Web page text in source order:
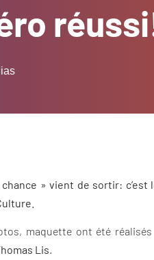
chance » vient de sortir: c’est
maquette ont été
Lis.